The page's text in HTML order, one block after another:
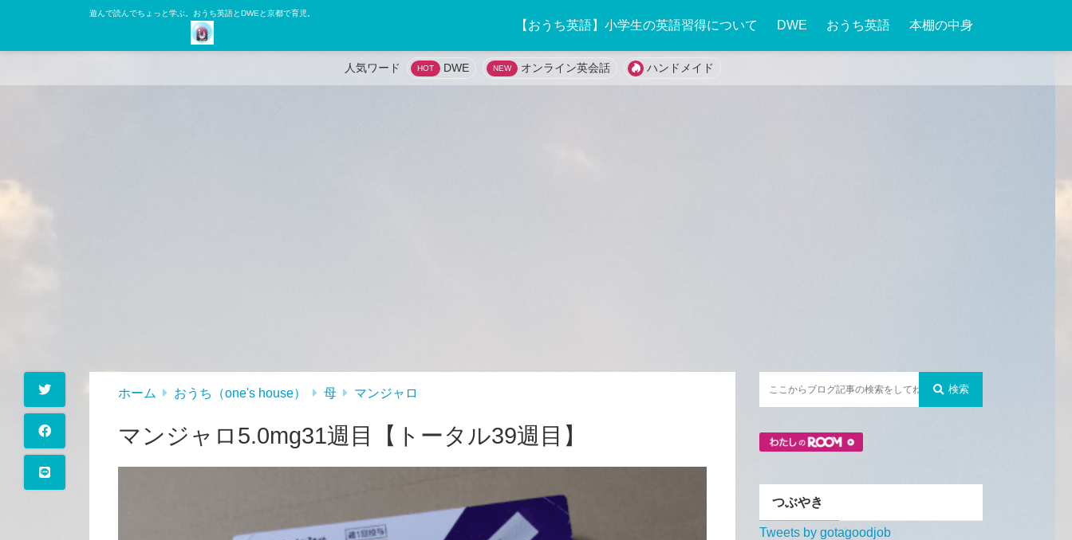
遊んで読んでちょっと学ぶ。おうち英語とDWEと京都で育児。
【おうち英語】小学生の英語習得について DWE おうち英語 本棚の中身
DWE オンライン英会話 ハンドメイド
ホーム おうち（one's house） 母 マンジャロ
マンジャロ5.0mg31週目【トータル39週目】
検索
つぶやき
Tweets by gotagoodjob